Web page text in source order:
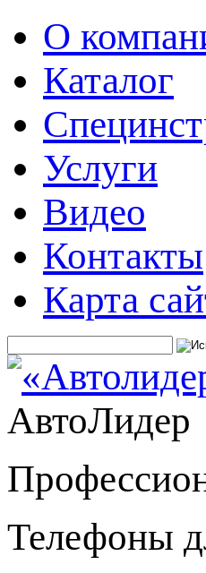
О
Каталог
Услуги
Видео
Контакты
Карта
АвтоЛидер
Телефоны